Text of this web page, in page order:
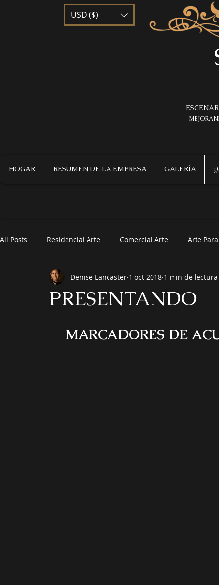
USD ($)
HOGAR RESUMEN DE LA EMPRESA GALERÍA
All Posts Residencial Arte Comercial Arte Arte
PRESENTANDO
Denise Lancaster 1 oct 2018 1 min de lectura
MARCADORES DE